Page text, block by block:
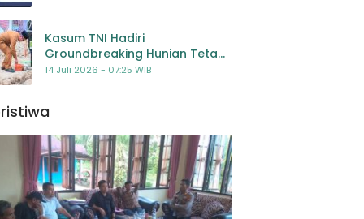
Kasum TNI Hadiri
Groundbreaking Hunian Tetap
Pascabencana di
14 Juli 2026 - 07:25 WIB